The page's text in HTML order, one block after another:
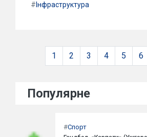
# Інфраструктура
1 2 3 4 5 6
Популярне
#Спорт